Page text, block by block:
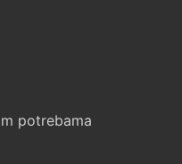
potrebama